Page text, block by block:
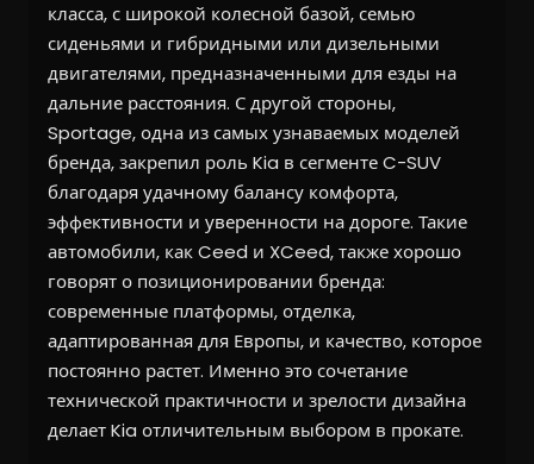
класса, с широкой колесной базой, семью
сиденьями и гибридными или дизельными
двигателями, предназначенными для езды на
дальние расстояния. С другой стороны,
Sportage, одна из самых узнаваемых моделей
бренда, закрепил роль Kia в сегменте C-SUV
благодаря удачному балансу комфорта,
эффективности и уверенности на дороге. Такие
автомобили, как Ceed и XCeed, также хорошо
говорят о позиционировании бренда:
современные платформы, отделка,
адаптированная для Европы, и качество, которое
постоянно растет. Именно это сочетание
технической практичности и зрелости дизайна
делает Kia отличительным выбором в прокате.